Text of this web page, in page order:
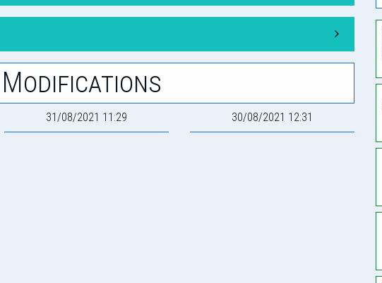
31/08/2021 11:29 30/08/2021 12:31